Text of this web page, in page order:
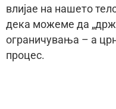
влијае на нашето
дека можеме да
ограничувања – а
процес.